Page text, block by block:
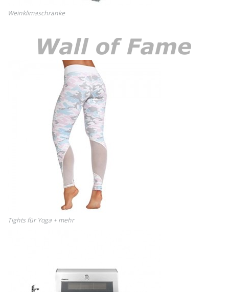
Weinklimaschränke
Tights für Yoga + mehr